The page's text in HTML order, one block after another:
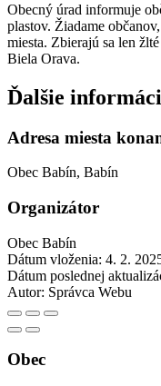
Obecný úrad informuje
plastov. Žiadame
miesta. Zbierajú sa len
Biela Orava.
Ďalšie
Adresa miesta
Obec Babín, Babín
Organizátor
Obec Babín
Dátum vloženia: 4. 2.
Dátum poslednej
Autor: Správca Webu
Obec